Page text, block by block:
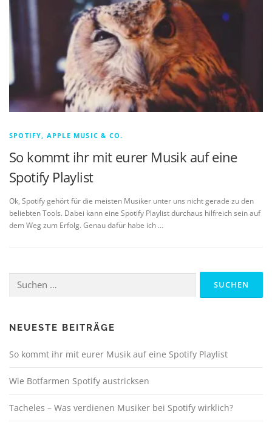
SPOTIFY, APPLE MUSIC & CO.
So kommt ihr mit eurer Musik auf eine
Spotify Playlist
Ok, Spotify gehört für die meisten Musiker unter uns nicht gerade zu den
beliebten Tools. Dabei kann eine Spotify Playlist durchaus hilfreich sein auf
dem Weg zum Erfolg. Genau dafür habe ich …
nach:
NEUESTE BEITRÄGE
So kommt ihr mit eurer Musik auf eine Spotify Playlist
Wie Botfarmen Spotify austricksen
Tacheles – Was verdienen Musiker bei Spotify wirklich?